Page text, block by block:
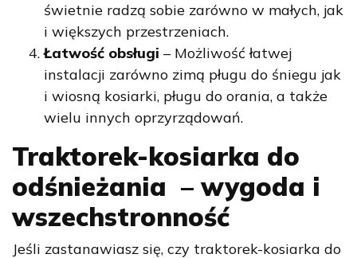
świetnie radzą sobie zarówno w małych, jak
i większych przestrzeniach.
Łatwość obsługi – Możliwość łatwej
instalacji zarówno zimą pługu do śniegu jak
i wiosną kosiarki, pługu do orania, a także
wielu innych oprzyrządowań.
Traktorek-kosiarka do
odśnieżania – wygoda i
wszechstronność
Jeśli zastanawiasz się, czy traktorek-kosiarka do